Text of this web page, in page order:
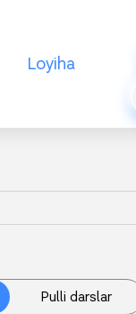
Loyiha
Pulli darslar